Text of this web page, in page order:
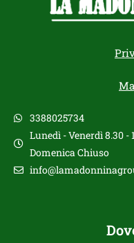
3388025734
Lunedì - Venerdì 8.30 -
Domenica Chiuso